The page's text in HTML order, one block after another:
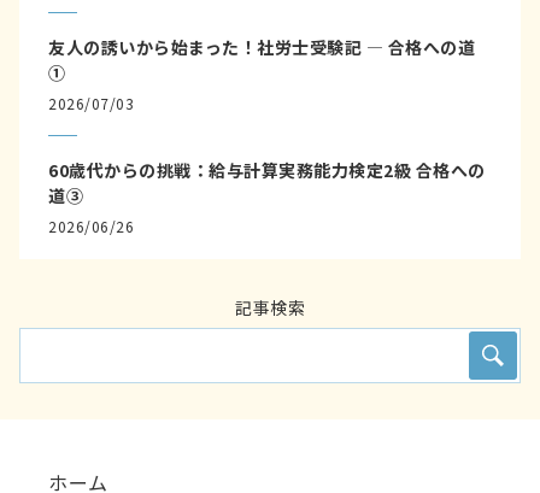
友人の誘いから始まった！社労士受験記 ― 合格への道
①
2026/07/03
60歳代からの挑戦：給与計算実務能力検定2級 合格への
道③
2026/06/26
記事検索
ホーム